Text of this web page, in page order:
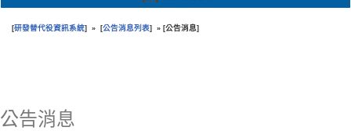
[研發替代役資訊系統] » [公告消息列表] » [公告消息]
公告消息